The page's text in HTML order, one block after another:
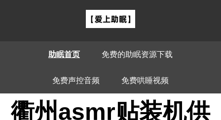
助眠首页 免费的助眠资源下载
免费声控音频 免费哄睡视频
衢州asmr贴装机供